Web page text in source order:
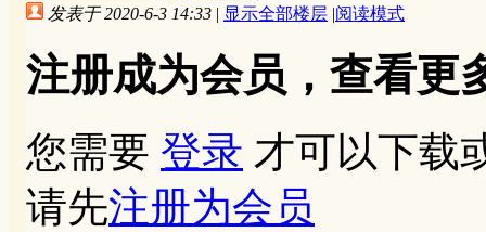
发表于 2020-6-3 14:33 | 显示全部楼层 |阅读模式
注册成为会员，查看更
您需要 登录 才可以下载
请先注册为会员